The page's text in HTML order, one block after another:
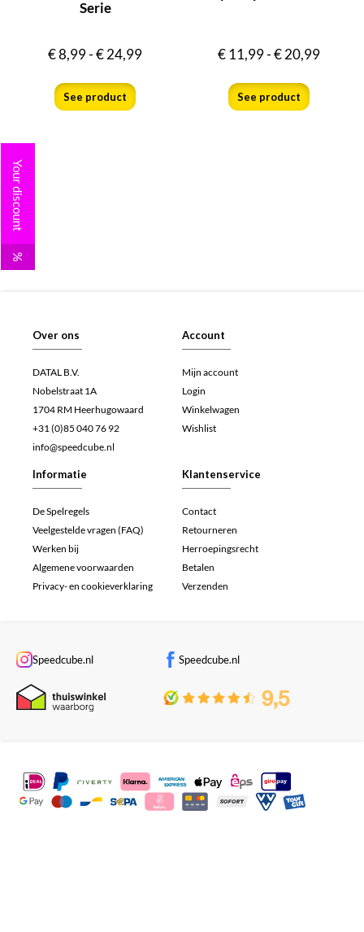
Serie
€8,99-€24,99
See product
€11,99-€20,99
See product
Over ons
DATAL B.V.
Nobelstraat 1A
1704 RM Heerhugowaard
+31 (0)85 040 76 92
info@speedcube.nl
Account
Mijn account
Login
Winkelwagen
Wishlist
Informatie
De Spelregels
Veelgestelde vragen (FAQ)
Werken bij
Algemene voorwaarden
Privacy- en cookieverklaring
Klantenservice
Contact
Retourneren
Herroepingsrecht
Betalen
Verzenden
Speedcube.nl Speedcube.nl
Your discount
%